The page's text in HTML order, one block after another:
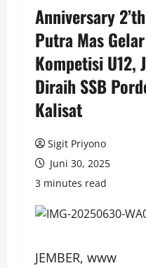
Anniversary
Putra Mas Gelar
Kompetisi U12,
Diraih SSB
Kalisat
Sigit Priyono
Juni 30, 2025
3 minutes read
JEMBER, www